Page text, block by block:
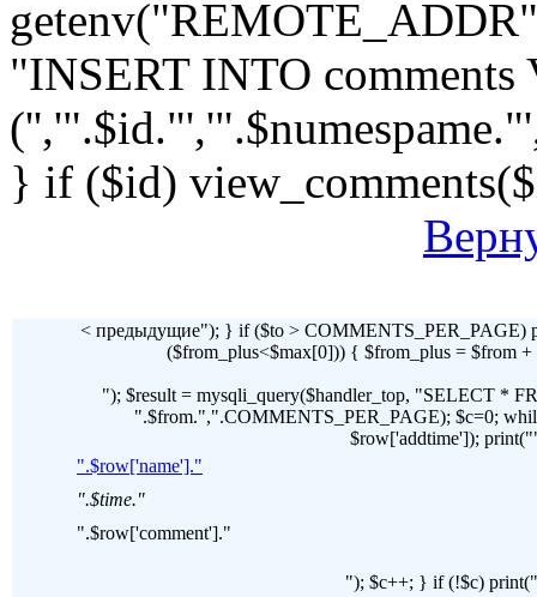
"INSERT INTO comments
} if ($id)
< предыдущие"); } if ($to > COMMENTS_PER_PAGE)
($from_plus<$max[0])) { $from_plus = $from
"); $result = mysqli_query($handler_top, "SELECT *
".$from.",".COMMENTS_PER_PAGE); $c=0;
$row['addtime']);
".$row['name']."
".$time."
".$row['comment']."
"); $c++; } if (!$c)